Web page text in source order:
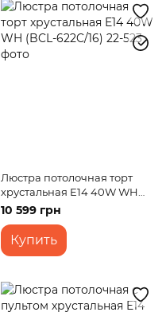
Люстра потолочная торт
хрустальная E14 40W WH
(BCL-622C/16)
10 599 грн
Купить